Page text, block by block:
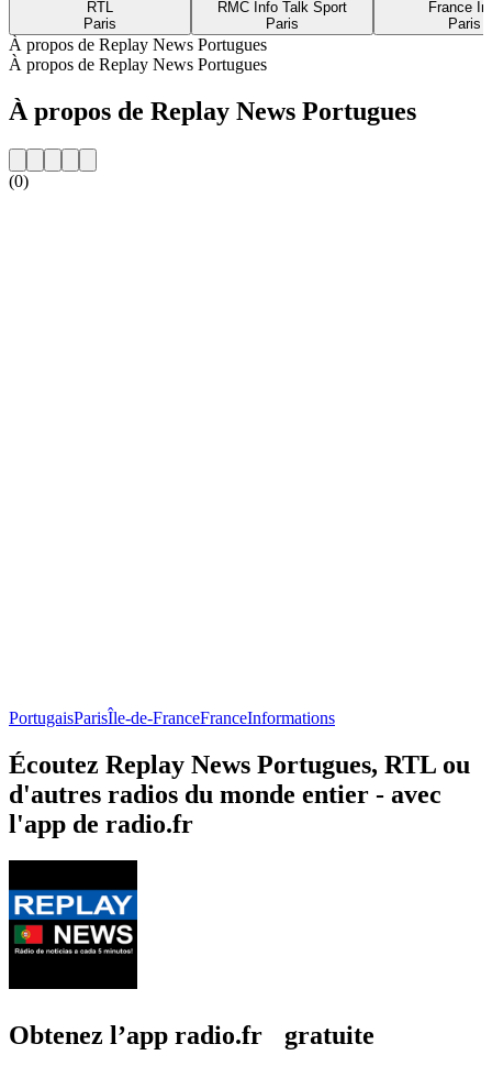
RTL
Paris
RMC Info Talk Sport
Paris
France
Paris
À propos de Replay News Portugues
À propos de Replay News Portugues
À propos de Replay News Portugues
(0)
PortugaisParisÎle-de-FranceFranceInformations
Écoutez Replay News Portugues, RTL ou
d'autres radios du monde entier - avec
l'app de radio.fr
Obtenez l’app radio.fr gratuite